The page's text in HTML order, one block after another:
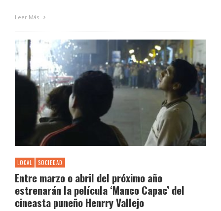
Leer Más
LOCAL SOCIEDAD
Entre marzo o abril del próximo año
estrenarán la película ‘Manco Capac’ del
cineasta puneño Henrry Vallejo